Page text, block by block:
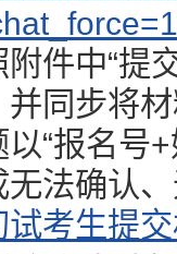
附件中“提
并同步将
以“报名号
无法确认
试考生提